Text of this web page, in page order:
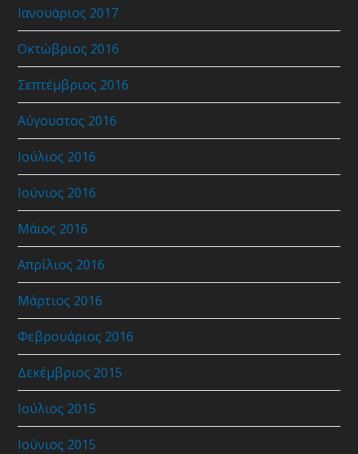
Ιανουάριος 2017
Οκτώβριος 2016
Σεπτέμβριος 2016
Αύγουστος 2016
Ιούλιος 2016
Ιούνιος 2016
Μάιος 2016
Απρίλιος 2016
Μάρτιος 2016
Φεβρουάριος 2016
Δεκέμβριος 2015
Ιούλιος 2015
Ιούνιος 2015